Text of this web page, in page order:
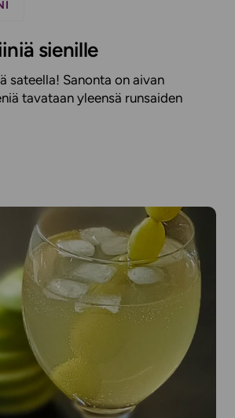
sienille
sateella! Sanonta on aivan
tavataan yleensä runsaiden